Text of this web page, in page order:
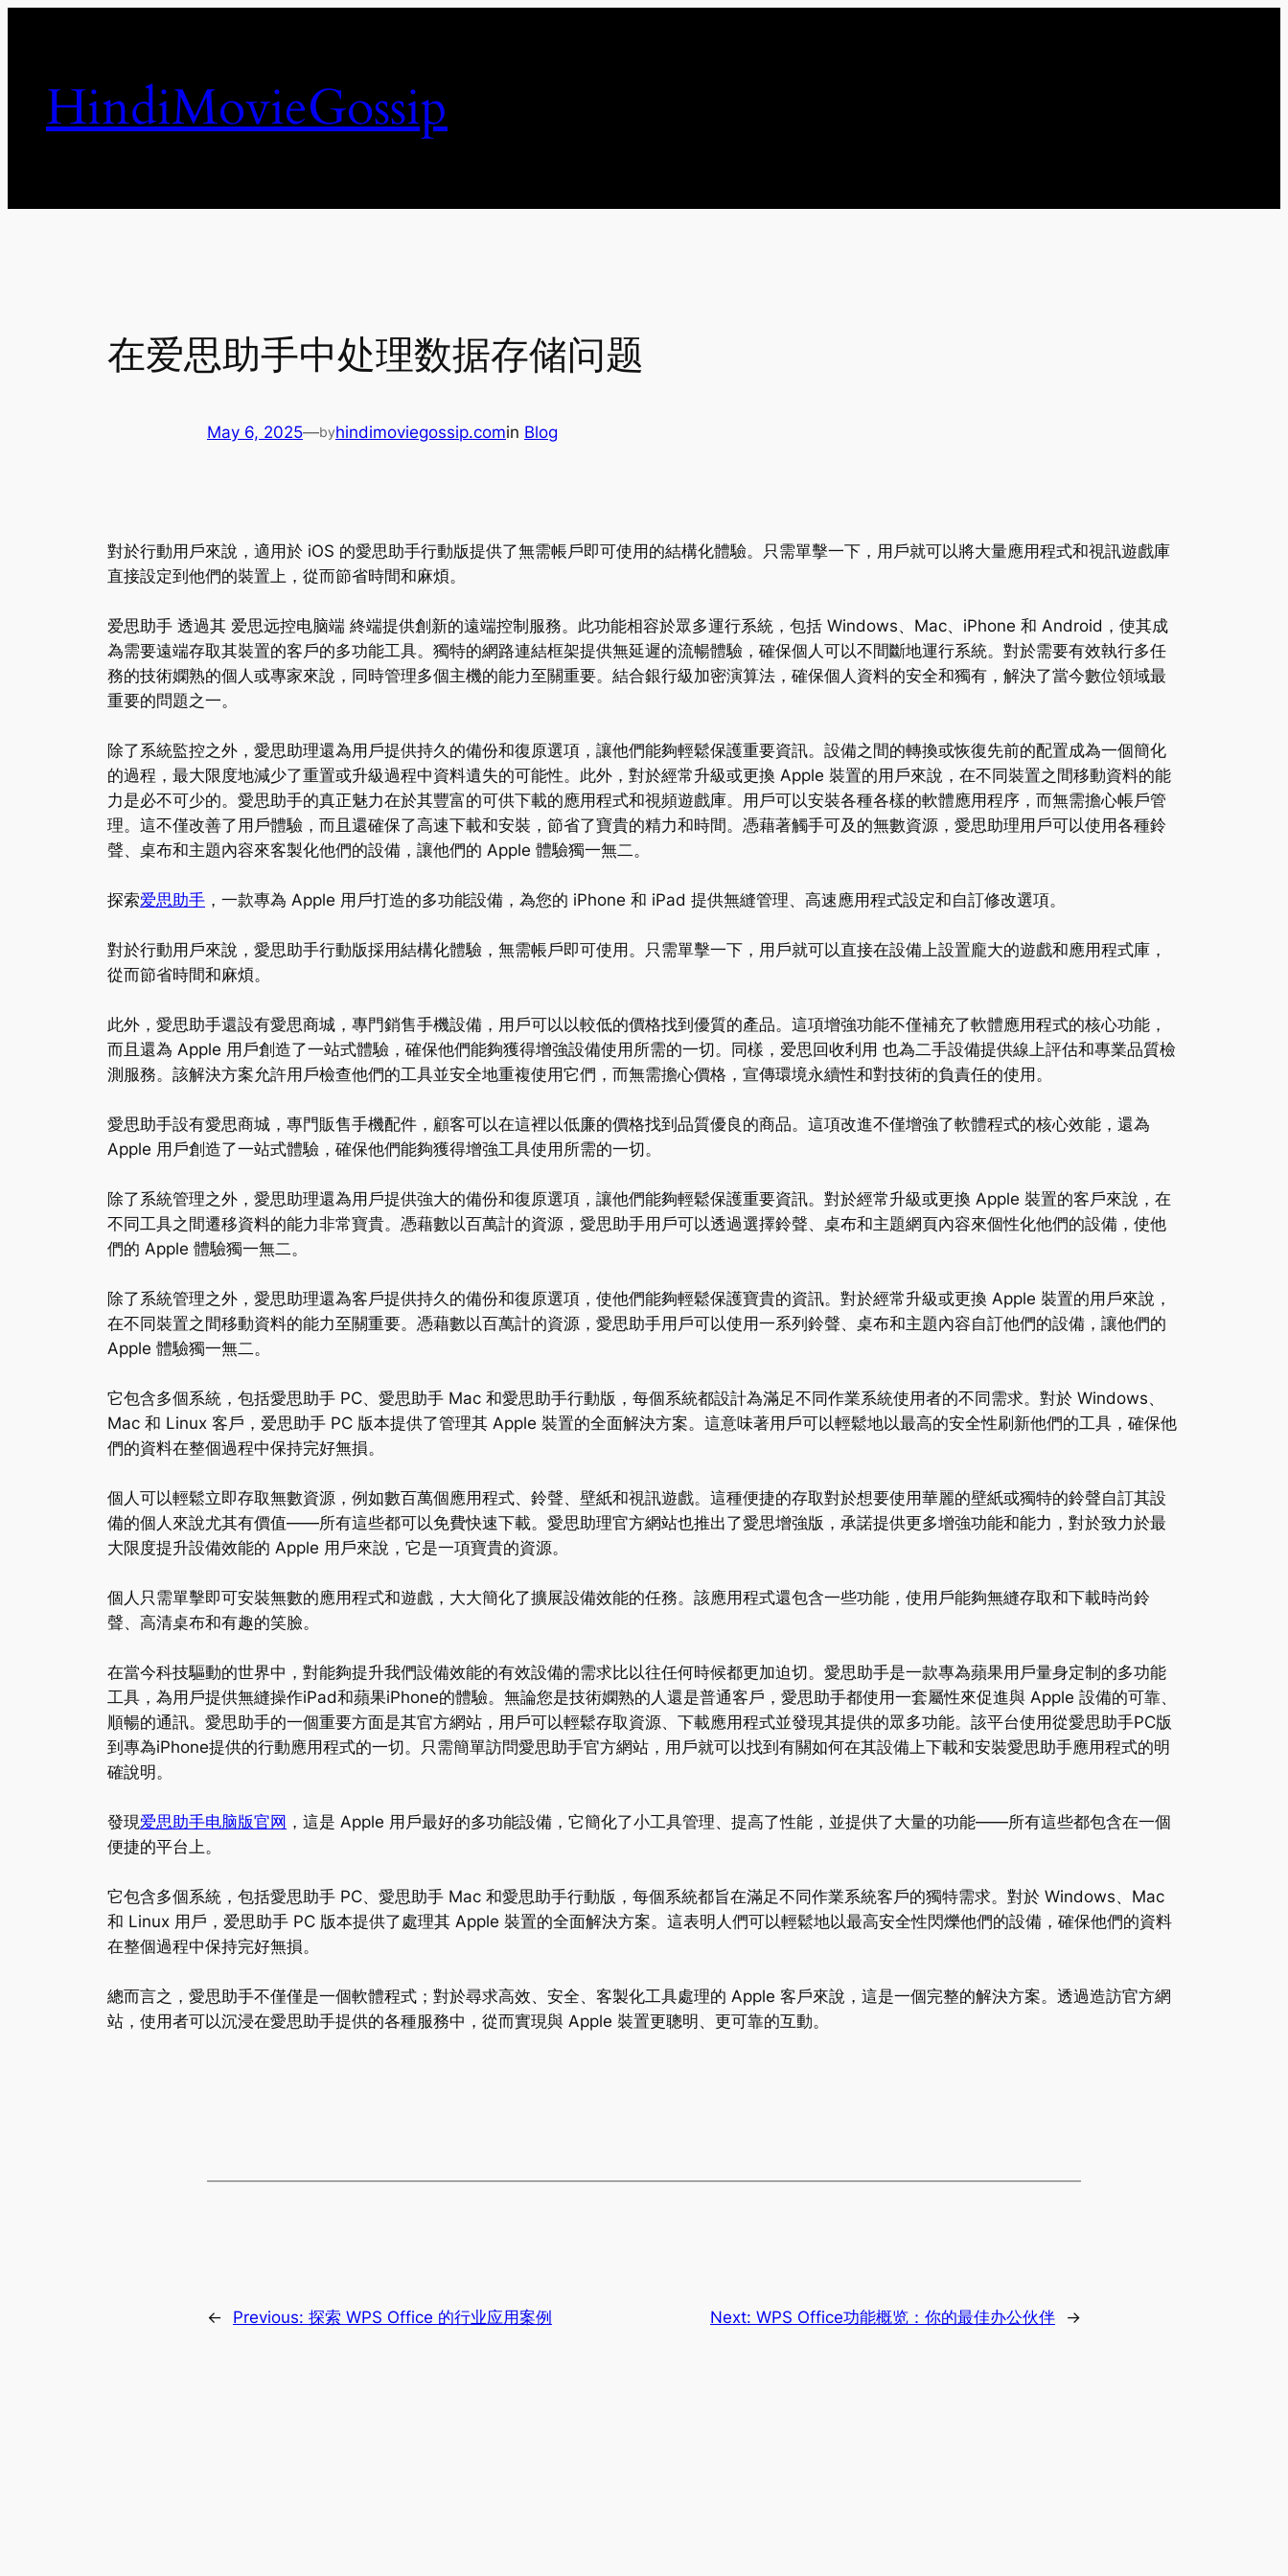
HindiMovieGossip
在爱思助手中处理数据存储问题
May 6, 2025—byhindimoviegossip.comin Blog
對於行動用戶來說，適用於 iOS 的愛思助手行動版提供了無需帳戶即可使用的結構化體驗。只需單擊一下，用戶就可以將大量應用程式和視訊遊戲庫
直接設定到他們的裝置上，從而節省時間和麻煩。
爱思助手 透過其 爱思远控电脑端 終端提供創新的遠端控制服務。此功能相容於眾多運行系統，包括 Windows、Mac、iPhone 和 Android，使其成
為需要遠端存取其裝置的客戶的多功能工具。獨特的網路連結框架提供無延遲的流暢體驗，確保個人可以不間斷地運行系統。對於需要有效執行多任
務的技術嫻熟的個人或專家來說，同時管理多個主機的能力至關重要。結合銀行級加密演算法，確保個人資料的安全和獨有，解決了當今數位領域最
重要的問題之一。
除了系統監控之外，愛思助理還為用戶提供持久的備份和復原選項，讓他們能夠輕鬆保護重要資訊。設備之間的轉換或恢復先前的配置成為一個簡化
的過程，最大限度地減少了重置或升級過程中資料遺失的可能性。此外，對於經常升級或更換 Apple 裝置的用戶來說，在不同裝置之間移動資料的能
力是必不可少的。愛思助手的真正魅力在於其豐富的可供下載的應用程式和視頻遊戲庫。用戶可以安裝各種各樣的軟體應用程序，而無需擔心帳戶管
理。這不僅改善了用戶體驗，而且還確保了高速下載和安裝，節省了寶貴的精力和時間。憑藉著觸手可及的無數資源，愛思助理用戶可以使用各種鈴
聲、桌布和主題內容來客製化他們的設備，讓他們的 Apple 體驗獨一無二。
探索爱思助手 ，一款專為 Apple 用戶打造的多功能設備，為您的 iPhone 和 iPad 提供無縫管理、高速應用程式設定和自訂修改選項。
對於行動用戶來說，愛思助手行動版採用結構化體驗，無需帳戶即可使用。只需單擊一下，用戶就可以直接在設備上設置龐大的遊戲和應用程式庫，
從而節省時間和麻煩。
此外，愛思助手還設有愛思商城，專門銷售手機設備，用戶可以以較低的價格找到優質的產品。這項增強功能不僅補充了軟體應用程式的核心功能，
而且還為 Apple 用戶創造了一站式體驗，確保他們能夠獲得增強設備使用所需的一切。同樣，爱思回收利用 也為二手設備提供線上評估和專業品質檢
測服務。該解決方案允許用戶檢查他們的工具並安全地重複使用它們，而無需擔心價格，宣傳環境永續性和對技術的負責任的使用。
愛思助手設有愛思商城，專門販售手機配件，顧客可以在這裡以低廉的價格找到品質優良的商品。這項改進不僅增強了軟體程式的核心效能，還為
Apple 用戶創造了一站式體驗，確保他們能夠獲得增強工具使用所需的一切。
除了系統管理之外，愛思助理還為用戶提供強大的備份和復原選項，讓他們能夠輕鬆保護重要資訊。對於經常升級或更換 Apple 裝置的客戶來說，在
不同工具之間遷移資料的能力非常寶貴。憑藉數以百萬計的資源，愛思助手用戶可以透過選擇鈴聲、桌布和主題網頁內容來個性化他們的設備，使他
們的 Apple 體驗獨一無二。
除了系統管理之外，愛思助理還為客戶提供持久的備份和復原選項，使他們能夠輕鬆保護寶貴的資訊。對於經常升級或更換 Apple 裝置的用戶來說，
在不同裝置之間移動資料的能力至關重要。憑藉數以百萬計的資源，愛思助手用戶可以使用一系列鈴聲、桌布和主題內容自訂他們的設備，讓他們的
Apple 體驗獨一無二。
它包含多個系統，包括愛思助手 PC、愛思助手 Mac 和愛思助手行動版，每個系統都設計為滿足不同作業系統使用者的不同需求。對於 Windows、
Mac 和 Linux 客戶，爱思助手 PC 版本提供了管理其 Apple 裝置的全面解決方案。這意味著用戶可以輕鬆地以最高的安全性刷新他們的工具，確保他
們的資料在整個過程中保持完好無損。
個人可以輕鬆立即存取無數資源，例如數百萬個應用程式、鈴聲、壁紙和視訊遊戲。這種便捷的存取對於想要使用華麗的壁紙或獨特的鈴聲自訂其設
備的個人來說尤其有價值——所有這些都可以免費快速下載。愛思助理官方網站也推出了愛思增強版，承諾提供更多增強功能和能力，對於致力於最
大限度提升設備效能的 Apple 用戶來說，它是一項寶貴的資源。
個人只需單擊即可安裝無數的應用程式和遊戲，大大簡化了擴展設備效能的任務。該應用程式還包含一些功能，使用戶能夠無縫存取和下載時尚鈴
聲、高清桌布和有趣的笑臉。
在當今科技驅動的世界中，對能夠提升我們設備效能的有效設備的需求比以往任何時候都更加迫切。愛思助手是一款專為蘋果用戶量身定制的多功能
工具，為用戶提供無縫操作iPad和蘋果iPhone的體驗。無論您是技術嫻熟的人還是普通客戶，愛思助手都使用一套屬性來促進與 Apple 設備的可靠、
順暢的通訊。愛思助手的一個重要方面是其官方網站，用戶可以輕鬆存取資源、下載應用程式並發現其提供的眾多功能。該平台使用從愛思助手PC版
到專為iPhone提供的行動應用程式的一切。只需簡單訪問愛思助手官方網站，用戶就可以找到有關如何在其設備上下載和安裝愛思助手應用程式的明
確說明。
發現爱思助手电脑版官网 ，這是 Apple 用戶最好的多功能設備，它簡化了小工具管理、提高了性能，並提供了大量的功能——所有這些都包含在一個
便捷的平台上。
它包含多個系統，包括愛思助手 PC、愛思助手 Mac 和愛思助手行動版，每個系統都旨在滿足不同作業系統客戶的獨特需求。對於 Windows、Mac
和 Linux 用戶，爱思助手 PC 版本提供了處理其 Apple 裝置的全面解決方案。這表明人們可以輕鬆地以最高安全性閃爍他們的設備，確保他們的資料
在整個過程中保持完好無損。
總而言之，愛思助手不僅僅是一個軟體程式；對於尋求高效、安全、客製化工具處理的 Apple 客戶來說，這是一個完整的解決方案。透過造訪官方網
站，使用者可以沉浸在愛思助手提供的各種服務中，從而實現與 Apple 裝置更聰明、更可靠的互動。
← Previous: 探索 WPS Office 的行业应用案例 Next: WPS Office功能概览：你的最佳办公伙伴 →